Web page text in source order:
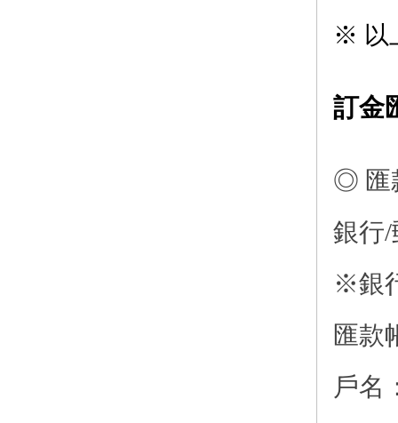
※ 以
訂金
◎ 匯
銀行
※銀
匯款
戶名